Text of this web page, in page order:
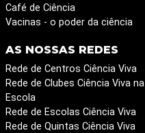
Café de Ciência
Vacinas - o poder da ciência
AS NOSSAS REDES
Rede de Centros Ciência Viva
Rede de Clubes Ciência Viva na
Escola
Rede de Escolas Ciência Viva
Rede de Quintas Ciência Viva